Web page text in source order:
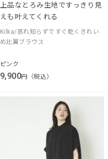
上品なとろみ生地ですっきり見
えも叶えてくれる
Kilka/蒸れ知らずですぐ乾くきれい
め比翼ブラウス
ピンク
9,900円（税込）